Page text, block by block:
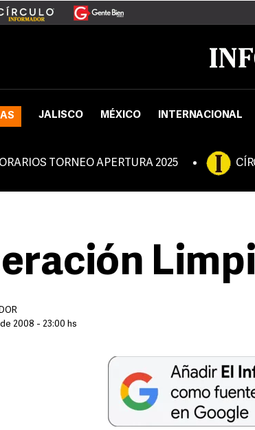
JALISCO MÉXICO INTERNACIONAL
TORNEO APERTURA 2025
2008 - 23:00 hs